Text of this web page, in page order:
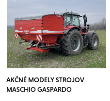
AKČNÉ MODELY STROJOV
MASCHIO GASPARDO